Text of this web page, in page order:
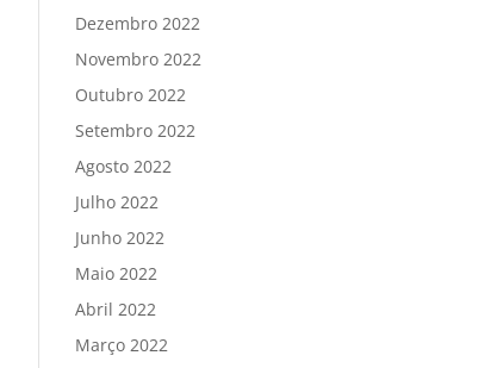
Dezembro 2022
Novembro 2022
Outubro 2022
Setembro 2022
Agosto 2022
Julho 2022
Junho 2022
Maio 2022
Abril 2022
Março 2022